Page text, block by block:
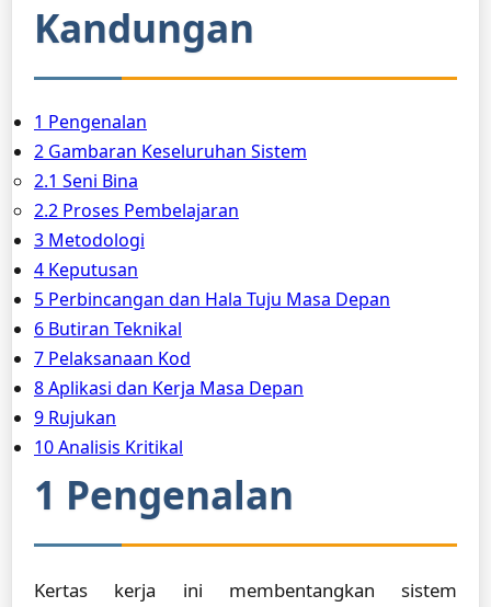
Kandungan
1 Pengenalan
2 Gambaran Keseluruhan Sistem
2.1 Seni Bina
2.2 Proses Pembelajaran
3 Metodologi
4 Keputusan
5 Perbincangan dan Hala Tuju Masa Depan
6 Butiran Teknikal
7 Pelaksanaan Kod
8 Aplikasi dan Kerja Masa Depan
9 Rujukan
10 Analisis Kritikal
1 Pengenalan
Kertas kerja ini membentangkan sistem